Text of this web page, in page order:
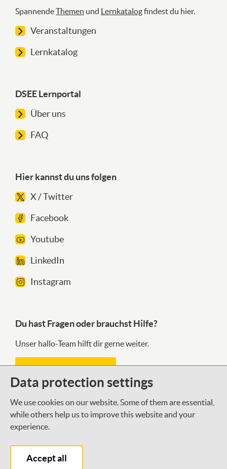
SpannendeThemen und Lernkatalogfindest du hier.
Veranstaltungen
Lernkatalog
DSEE Lernportal
Über uns
FAQ
Hier kannst du uns folgen
X / Twitter
Facebook
Youtube
LinkedIn
Instagram
Du hast Fragen oder brauchst Hilfe?
Unser hallo-Team hilft dir gerne weiter.
Was gibt es Neues bei der DSEE?
Mit unserem Newsletter halten wir dich auf dem
Laufenden.
Data protection settings
We use cookies on our website. Some of them are essential,
while others help us to improve this website and your
experience.
Accept all